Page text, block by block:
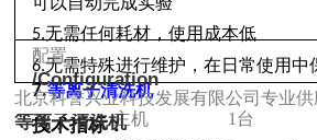
5.无需任何耗材，使用成本低
6.无需特殊进行维护，在日常使用中
7.等离子清洗机
技术指标：
配置
/Configuration
1. 主机 1 台
北京科誉兴业科技发展有限公司专业供
等离子清洗机